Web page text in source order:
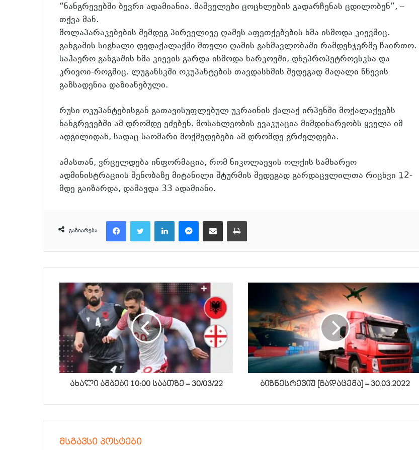
“ნანგრევებში ბევრი ადამიანია. მაშველები ცოცხლების გადარჩენას ცდილობენ”, –
თქვა მან.
მოლაპარაკებების შემდეგ პირველივე ღამეს აფეთქებების ხმა ისმოდა კიევშიც.
განგაშის სიგნალი დედაქალაქში მთელი ღამის განმავლობაში რამდენჯერმე ჩაირთო.
საჰაერო განგაშის ხმა კიევის გარდა ისმოდა ხარკოვში, დნეპროპეტროვსკსა და
კრივოი-როგშიც. ლუგანსკში ოკუპანტების თავდასხმის შედეგად მაღალი წნევის
გაზსადენია დაზიანებული.
რუსი ოკუპანტებისგან გათავისუფლებულ უკრაინის ქალაქ ირპენში მოქალაქეებს
ნანგრევებში ამ დრომდე ეძებენ. მოსახლეობის ევაკუაცია მიმდინარეობს ყველა იმ
ადგილიდან, სადაც საომარი მოქმედებები ამ დრომდე გრძელდება.
ამასთან, ვრცელდება ინფორმაცია, რომ ნიკოლაევის ოლქის სამხარეო
ადმინისტრაციის შენობაზე მიტანილი შტურმის შედეგად გარდაცვლილთა რიცხვი 12-
მდე გაიზარდა, დაშავდა 33 ადამიანი.
გაზიარება
ახალი ამბები 10:00 საათზე – 30/03/22 ბიზნესრევიუ [გადაცემა] – 30.03.2022
მსგავსი პოსტები